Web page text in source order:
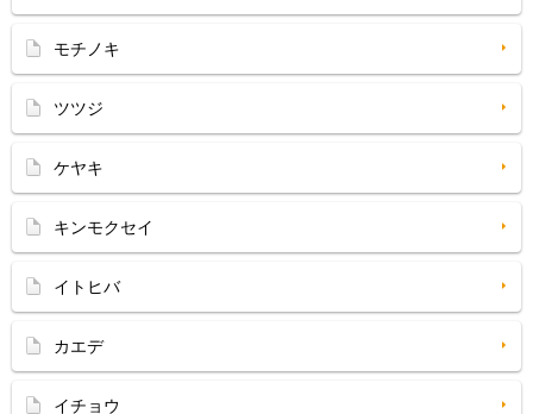
モチノキ
ツツジ
ケヤキ
キンモクセイ
イトヒバ
カエデ
イチョウ